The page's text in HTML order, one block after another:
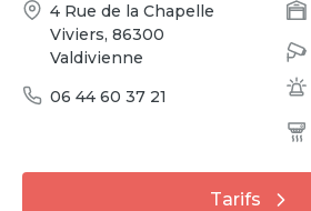
4 Rue de la Chapelle
Viviers, 86300
Valdivienne
06 44 60 37 21
Tarifs